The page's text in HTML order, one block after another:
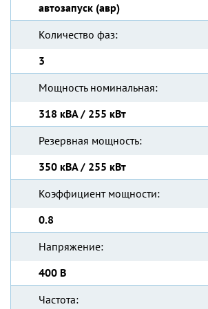
автозапуск (авр)
Количество фаз:
3
Мощность номинальная:
318 кВА / 255 кВт
Резервная мощность:
350 кВА / 255 кВт
Коэффициент мощности:
0.8
Напряжение:
400 В
Частота: